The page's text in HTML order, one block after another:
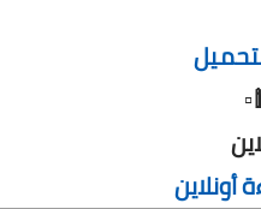
أونلاين